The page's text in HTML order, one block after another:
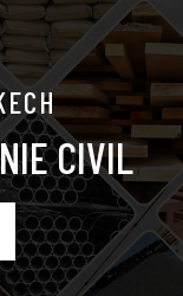
CIVIL